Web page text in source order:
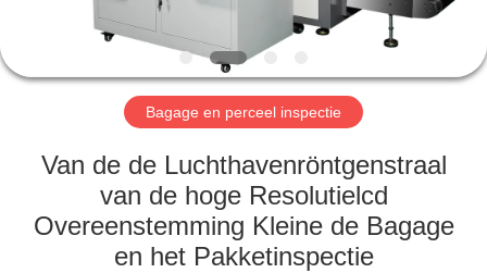
FABRIEKSREIS
KWALITEITSCONTROLE
CONTACTEER
Bagage en perceel inspectie
Van de de Luchthavenröntgenstraal
van de hoge Resolutielcd
Overeenstemming Kleine de Bagage
en het Pakketinspectie